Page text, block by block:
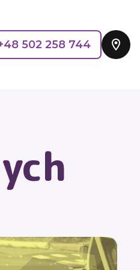
502 258 744